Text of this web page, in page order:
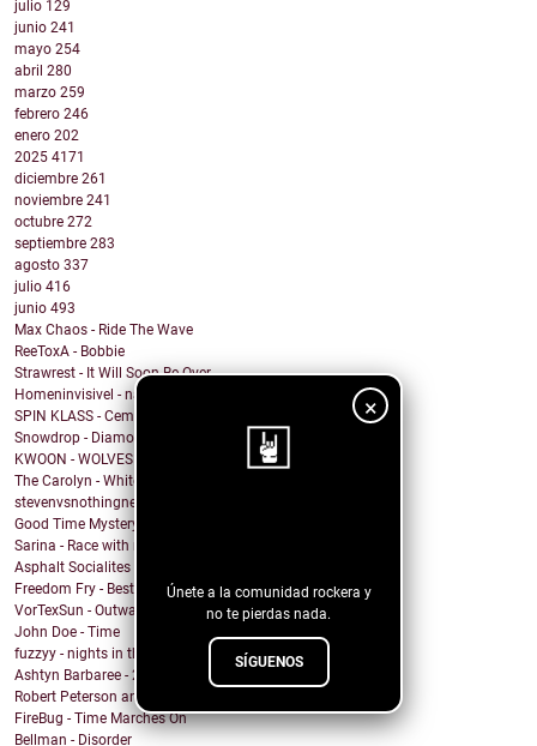
×
Únete a la comunidad rockera y
no te pierdas nada.
SÍGUENOS
julio 129
junio 241
mayo 254
abril 280
marzo 259
febrero 246
enero 202
2025 4171
diciembre 261
noviembre 241
octubre 272
septiembre 283
agosto 337
julio 416
junio 493
Max Chaos - Ride The Wave
ReeToxA - Bobbie
Strawrest - It Will Soon Be Over
Homeninvisivel - navalhas
SPIN KLASS - Cemetery Drive (My Chemical Romance ...
Snowdrop - Diamond
KWOON - WOLVES
The Carolyn - White Russians
stevenvsnothingness - Always
Good Time Mystery Vision - Hot Headed Hector
Sarina - Race with no end
Asphalt Socialites - Marcus Aurelius
Freedom Fry - Best Friend
VorTexSun - Outward Spinning
John Doe - Time
fuzzyy - nights in the basement ft. long beard
Ashtyn Barbaree - 2am Shadow (Piano Version)
Robert Peterson and The Crusade - Of All The World
FireBug - Time Marches On
Bellman - Disorder